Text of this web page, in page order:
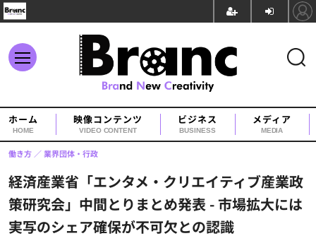
ホーム
HOME
映像コンテンツ
VIDEO CONTENT
ビジネス
BUSINESS
メディア
MEDIA
経済産業省「エンタメ・クリエイティブ産業政
策研究会」中間とりまとめ発表 - 市場拡大には
実写のシェア確保が不可欠との認識
働き方 業界団体・行政